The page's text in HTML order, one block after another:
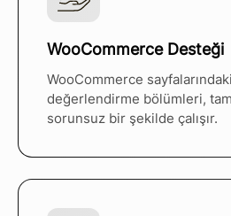
WooCommerce Desteği
WooCommerce
değerlendirme bölümleri,
sorunsuz bir şekilde çalışır.